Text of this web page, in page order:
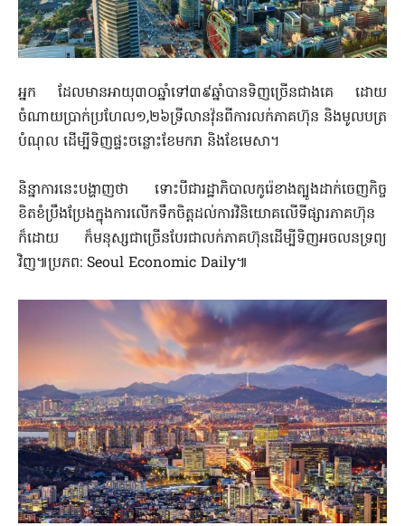
អ្នក ដែលមានអាយុ៣០ឆ្នាំទៅ៣៩ឆ្នាំបានទិញច្រើនជាងគេ ដោយ
ចំណាយប្រាក់ប្រហែល១,២៦ទ្រីលានវ៉ុនពីការលក់ភាគហ៊ុន និងមូលបត្រ
បំណុល ដើម្បីទិញផ្ទះចន្លោះខែមករា និងខែមេសា។
និន្នាការ​នេះ​បង្ហាញថា ទោះបីជា​រដ្ឋាភិបាលកូរ៉េខាងត្បូង​ដាក់ចេញ​កិច្ច
ខិតខំប្រឹងប្រែង​ក្នុងការលើកទឹកចិត្ត​ដល់ការវិនិយោគ​លើ​ទីផ្សារភាគហ៊ុន​
ក៏ដោយ ក៏មនុស្សជាច្រើន​បែរជា​លក់ភាគហ៊ុន​ដើម្បីទិញអចលនទ្រព្យ​
វិញ៕ប្រភព: Seoul Economic Daily៕